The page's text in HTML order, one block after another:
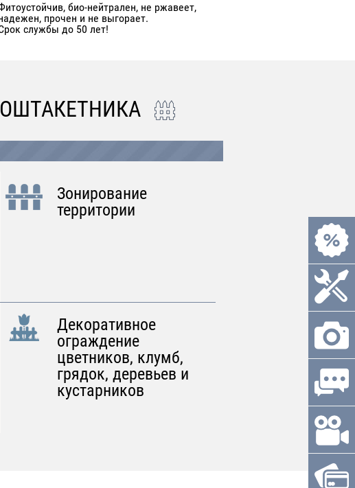
био-нейтрален, не ржавеет,
прочен и не выгорает.
службы до 50 лет!
Зонирование
территории
Декоративное
ограждение
цветников, клумб,
грядок, деревьев и
кустарников